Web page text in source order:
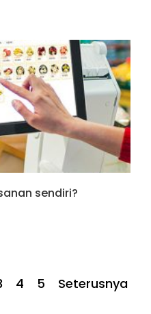
sendiri?
4 5 Seterusnya